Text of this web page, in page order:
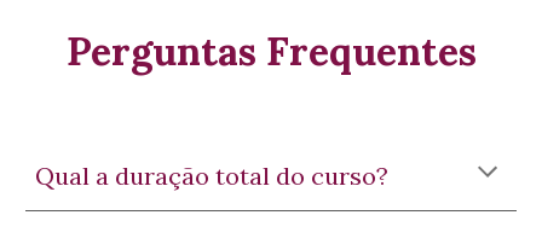
Perguntas Frequentes
Qual a duração total do curso?